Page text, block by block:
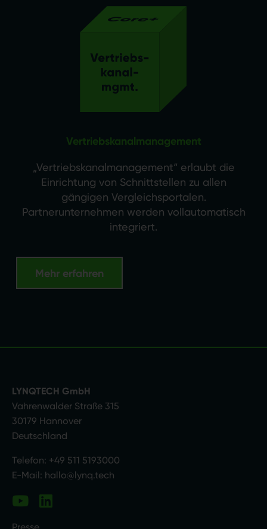
Vertriebskanalmanagement
„Vertriebskanalmanagement“ erlaubt die
Einrichtung von Schnittstellen zu allen
gängigen Vergleichsportalen.
Partnerunternehmen werden vollautomatisch
integriert.
Mehr erfahren
LYNQTECH GmbH
Vahrenwalder Straße 315
30179 Hannover
Deutschland
Telefon: +49 511 5193000
E-Mail: hallo@lynq.tech